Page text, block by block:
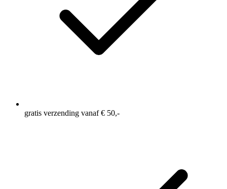
gratis verzending vanaf € 50,-